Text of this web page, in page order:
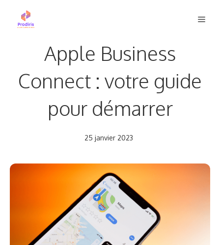
Apple Business
Connect : votre guide
pour démarrer
25 janvier 2023